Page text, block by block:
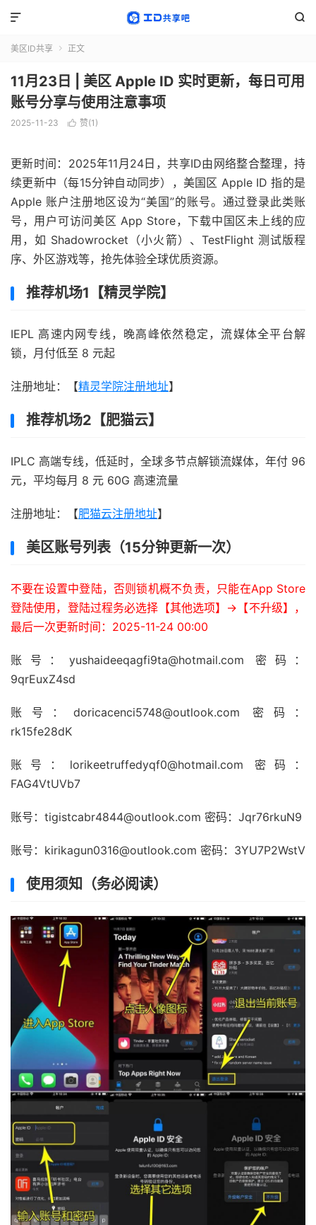


美区ID共享  正文
11月23日 | 美区 Apple ID 实时更新，每日可用
账号分享与使用注意事项
2025-11-23  赞(1 )
更新时间：2025年11月24日，共享ID由网络整合整理，持
续更新中（每15分钟自动同步），美国区 Apple ID 指的是
Apple 账户注册地区设为“美国”的账号。通过登录此类账
号，用户可访问美区 App Store，下载中国区未上线的应
用，如 Shadowrocket（小火箭）、TestFlight 测试版程
序、外区游戏等，抢先体验全球优质资源。
推荐机场1【精灵学院】
IEPL 高速内网专线，晚高峰依然稳定，流媒体全平台解
锁，月付低至 8 元起
注册地址：【精灵学院注册地址】
推荐机场2【肥猫云】
IPLC 高端专线，低延时，全球多节点解锁流媒体，年付 96
元，平均每月 8 元 60G 高速流量
注册地址：【肥猫云注册地址】
美区账号列表（15分钟更新一次）
不要在设置中登陆，否则锁机概不负责，只能在App Store
登陆使用，登陆过程务必选择【其他选项】->【不升级】，
最后一次更新时间：2025-11-24 00:00
账号：yushaideeqagfi9ta@hotmail.com 密码：
9qrEuxZ4sd
账号：doricacenci5748@outlook.com 密码：
rk15fe28dK
账号：lorikeetruffedyqf0@hotmail.com 密码：
FAG4VtUVb7
账号：tigistcabr4844@outlook.com 密码：Jqr76rkuN9
账号：kirikagun0316@outlook.com 密码：3YU7P2WstV
使用须知（务必阅读）